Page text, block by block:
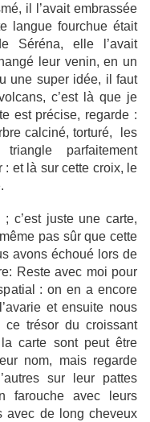
il l’avait embrassée
langue fourchue était
Séréna, elle l’avait
leur venin, en un
une super idée, il faut
c’est là que je
est précise, regarde :
calciné, torturé, les
parfaitement
et là sur cette croix, le
c’est juste une carte,
pas sûr que cette
avons échoué lors de
Reste avec moi pour
: on en a encore
et ensuite nous
ce trésor du croissant
carte sont peut être
nom, mais regarde
sur leur pattes
farouche avec leurs
avec de long cheveux